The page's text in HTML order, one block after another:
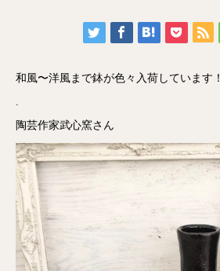
和風〜洋風まで鉢が色々入荷しています！
.
陶芸作家武心窯さん